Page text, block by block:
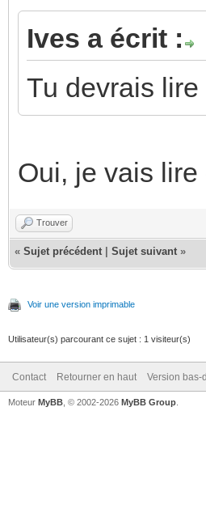
Ives a écrit :
Tu devrais
Oui, je vais lire
Trouver
« Sujet précédent Sujet suivant »
Voir une version imprimable
Utilisateur(s) parcourant ce sujet : 1 visiteur(s)
Contact Retourner en haut Version bas-
Moteur MyBB , © 2002-2026 MyBB Group